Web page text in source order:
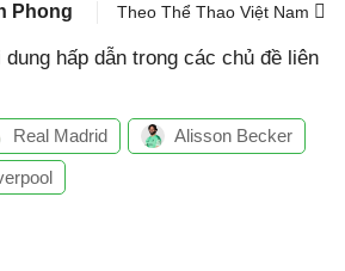
Phong Theo Thể Thao Việt Nam
dung hấp dẫn trong các chủ đề liên
Real Madrid Alisson Becker